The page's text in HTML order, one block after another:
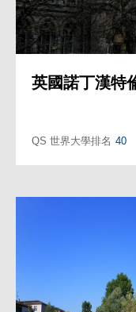
昆士蘭大學
QS 世界大學排名 46